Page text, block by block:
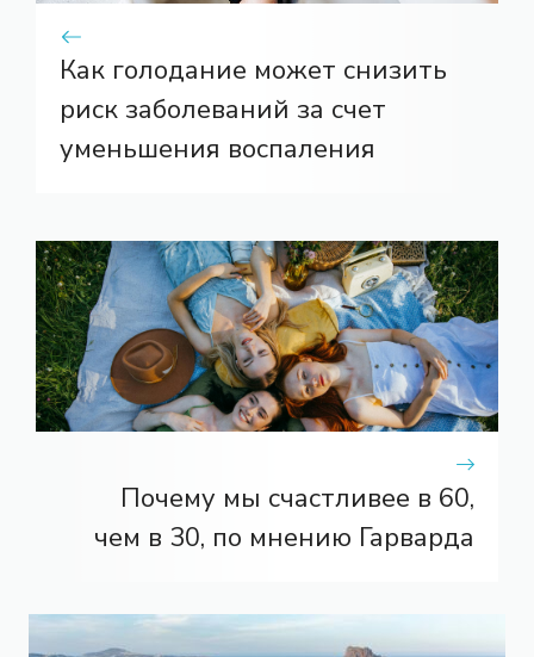
Как голодание может снизить
риск заболеваний за счет
уменьшения воспаления
Почему мы счастливее в 60,
чем в 30, по мнению Гарварда